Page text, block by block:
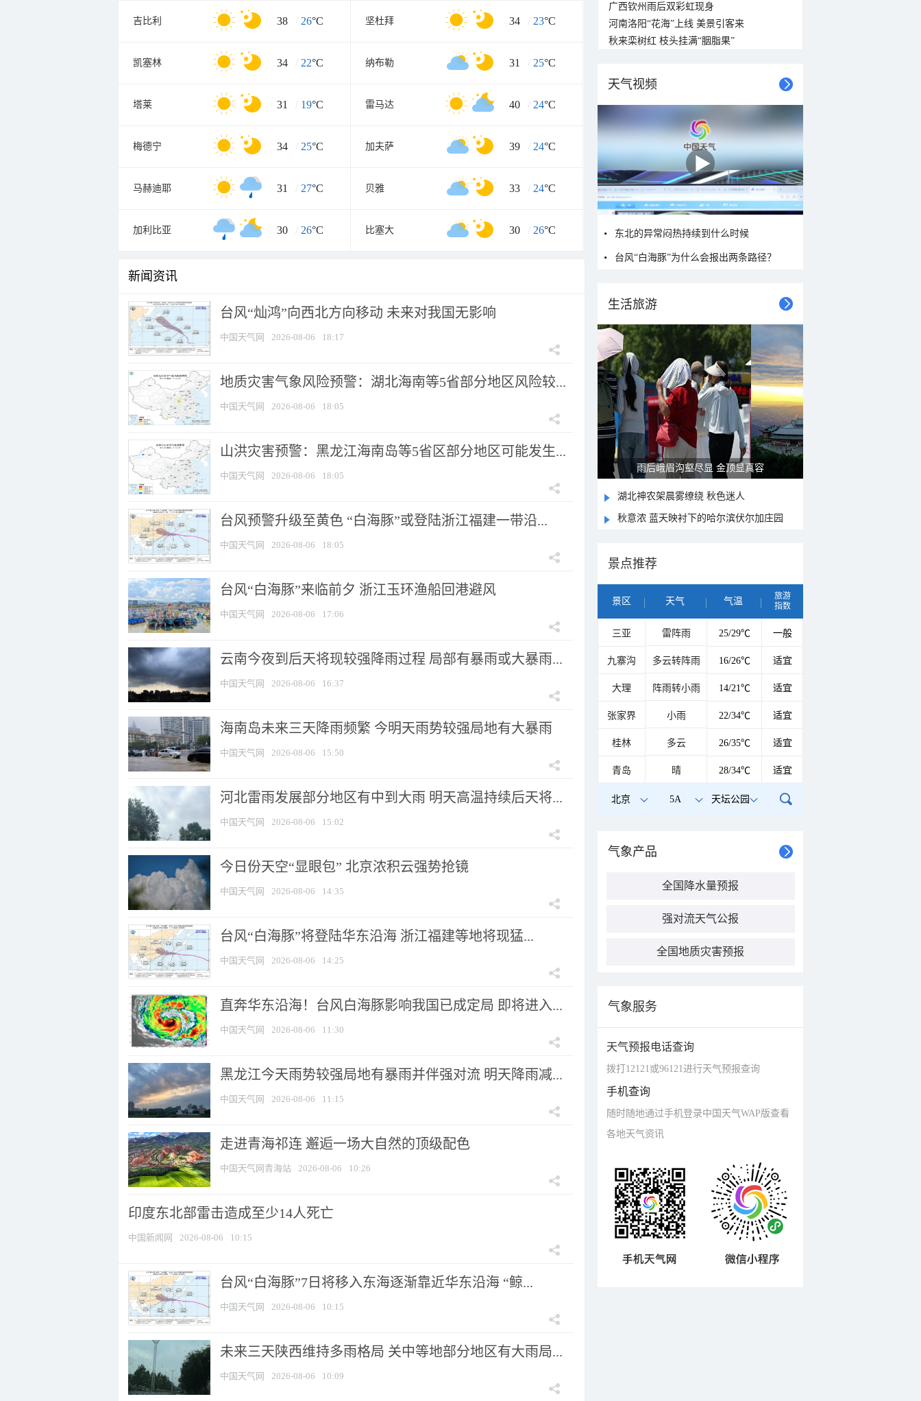
吉比利 38 / 26°C 坚杜拜 34 / 23°C
凯塞林 34 / 22°C 纳布勒 31 / 25°C
塔莱 31 / 19°C 雷马达 40 / 24°C
梅德宁 34 / 25°C 加夫萨 39 / 24°C
马赫迪耶 31 / 27°C 贝雅 33 / 24°C
加利比亚 30 / 26°C 比塞大 30 / 26°C
新闻资讯
台风“灿鸿”向西北方向移动 未来对我国无影响
中国天气网 2026-08-06 18:17
地质灾害气象风险预警：湖北海南等5省部分地区风险较...
中国天气网 2026-08-06 18:05
山洪灾害预警：黑龙江海南岛等5省区部分地区可能发生...
中国天气网 2026-08-06 18:05
台风预警升级至黄色 “白海豚”或登陆浙江福建一带沿...
中国天气网 2026-08-06 18:05
台风“白海豚”来临前夕 浙江玉环渔船回港避风
中国天气网 2026-08-06 17:06
云南今夜到后天将现较强降雨过程 局部有暴雨或大暴雨...
中国天气网 2026-08-06 16:37
海南岛未来三天降雨频繁 今明天雨势较强局地有大暴雨
中国天气网 2026-08-06 15:50
河北雷雨发展部分地区有中到大雨 明天高温持续后天将...
中国天气网 2026-08-06 15:02
今日份天空“显眼包” 北京浓积云强势抢镜
中国天气网 2026-08-06 14:35
台风“白海豚”将登陆华东沿海 浙江福建等地将现猛...
中国天气网 2026-08-06 14:25
直奔华东沿海！台风白海豚影响我国已成定局 即将进入...
中国天气网 2026-08-06 11:30
黑龙江今天雨势较强局地有暴雨并伴强对流 明天降雨减...
中国天气网 2026-08-06 11:15
走进青海祁连 邂逅一场大自然的顶级配色
中国天气网青海站 2026-08-06 10:26
印度东北部雷击造成至少14人死亡
中国新闻网 2026-08-06 10:15
台风“白海豚”7日将移入东海逐渐靠近华东沿海 “鲸...
中国天气网 2026-08-06 10:15
未来三天陕西维持多雨格局 关中等地部分地区有大雨局...
中国天气网 2026-08-06 10:09
广西钦州雨后双彩虹现身
河南洛阳“花海”上线 美景引客来
秋来栾树红 枝头挂满“胭脂果”
天气视频
东北的异常闷热持续到什么时候
台风“白海豚”为什么会报出两条路径？
生活旅游
雨后峨眉沟壑尽显 金顶显真容
湖北神农架晨雾缭绕 秋色迷人
秋意浓 蓝天映衬下的哈尔滨伏尔加庄园
景点推荐
景区 天气 气温
旅游
指数
三亚 雷阵雨 25/29℃ 一般
九寨沟 多云转阵雨 16/26℃ 适宜
大理 阵雨转小雨 14/21℃ 适宜
张家界 小雨 22/34℃ 适宜
桂林 多云 26/35℃ 适宜
青岛 晴 28/34℃ 适宜
北京 5A 天坛公园
气象产品
全国降水量预报
强对流天气公报
全国地质灾害预报
气象服务
天气预报电话查询
拨打12121或96121进行天气预报查询
手机查询
随时随地通过手机登录中国天气WAP版查看
各地天气资讯